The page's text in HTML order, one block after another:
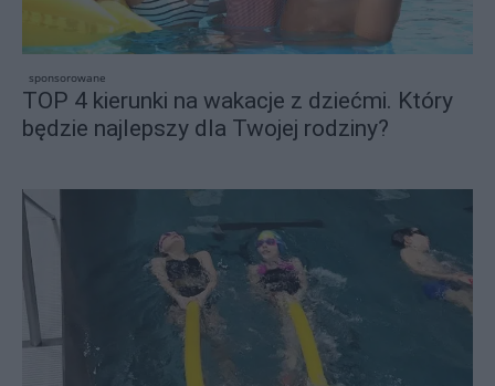
sponsorowane
TOP 4 kierunki na wakacje z dziećmi. Który
będzie najlepszy dla Twojej rodziny?